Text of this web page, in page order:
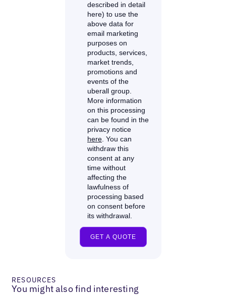
RESOURCES
You might also find interesting